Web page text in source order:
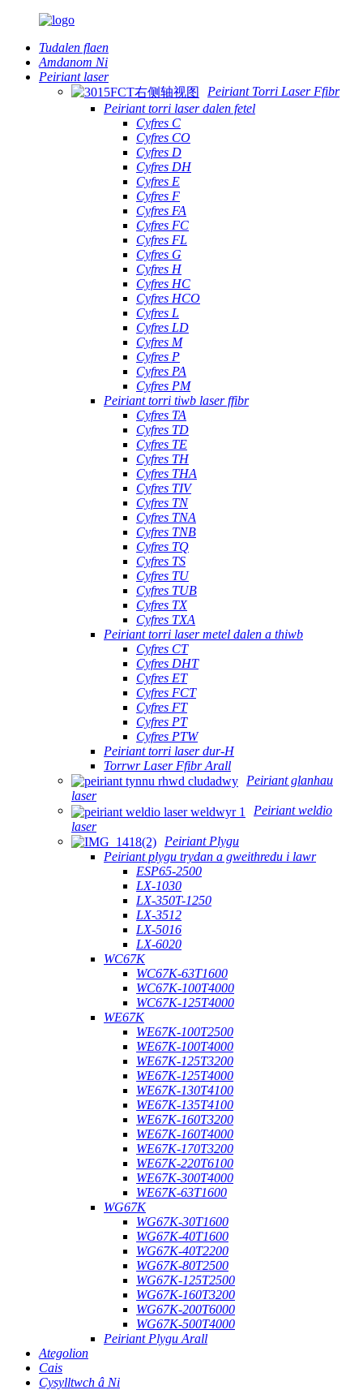
Tudalen flaen
Amdanom Ni
Peiriant laser
Peiriant Torri Laser Ffibr
Peiriant torri laser dalen fetel
Cyfres C
Cyfres CO
Cyfres D
Cyfres DH
Cyfres E
Cyfres F
Cyfres FA
Cyfres FC
Cyfres FL
Cyfres G
Cyfres H
Cyfres HC
Cyfres HCO
Cyfres L
Cyfres LD
Cyfres M
Cyfres P
Cyfres PA
Cyfres PM
Peiriant torri tiwb laser ffibr
Cyfres TA
Cyfres TD
Cyfres TE
Cyfres TH
Cyfres THA
Cyfres TIV
Cyfres TN
Cyfres TNA
Cyfres TNB
Cyfres TQ
Cyfres TS
Cyfres TU
Cyfres TUB
Cyfres TX
Cyfres TXA
Peiriant torri laser metel dalen a thiwb
Cyfres CT
Cyfres DHT
Cyfres ET
Cyfres FCT
Cyfres FT
Cyfres PT
Cyfres PTW
Peiriant torri laser dur-H
Torrwr Laser Ffibr Arall
Peiriant glanhau
laser
Peiriant weldio
laser
Peiriant Plygu
Peiriant plygu trydan a gweithredu i lawr
ESP65-2500
LX-1030
LX-350T-1250
LX-3512
LX-5016
LX-6020
WC67K
WC67K-63T1600
WC67K-100T4000
WC67K-125T4000
WE67K
WE67K-100T2500
WE67K-100T4000
WE67K-125T3200
WE67K-125T4000
WE67K-130T4100
WE67K-135T4100
WE67K-160T3200
WE67K-160T4000
WE67K-170T3200
WE67K-220T6100
WE67K-300T4000
WE67K-63T1600
WG67K
WG67K-30T1600
WG67K-40T1600
WG67K-40T2200
WG67K-80T2500
WG67K-125T2500
WG67K-160T3200
WG67K-200T6000
WG67K-500T4000
Peiriant Plygu Arall
Ategolion
Cais
Cysylltwch â Ni